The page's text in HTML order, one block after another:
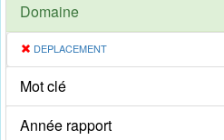
Domaine
DEPLACEMENT
Mot clé
Année rapport